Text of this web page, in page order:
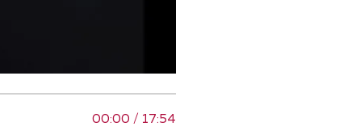
00:00 / 17:54